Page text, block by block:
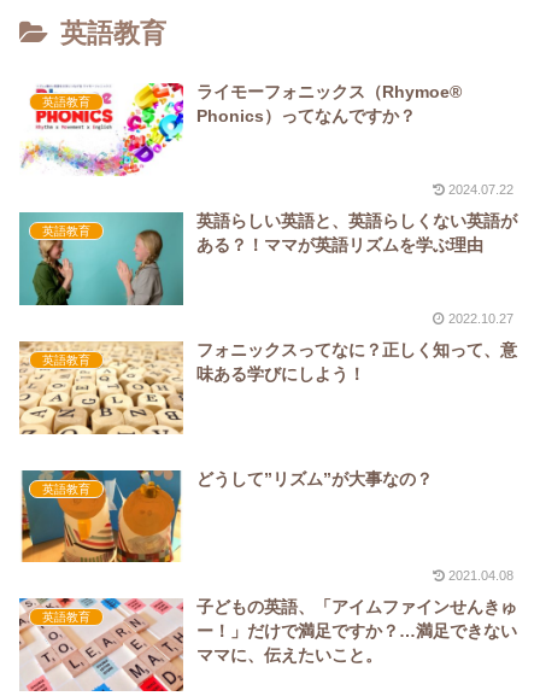
英語教育
英語教育
ライモーフォニックス（Rhymoe®
Phonics）ってなんですか？
2024.07.22
英語教育
英語らしい英語と、英語らしくない英語が
ある？！ママが英語リズムを学ぶ理由
2022.10.27
英語教育
フォニックスってなに？正しく知って、意
味ある学びにしよう！
英語教育
どうして”リズム”が大事なの？
2021.04.08
英語教育
子どもの英語、「アイムファインせんきゅ
ー！」だけで満足ですか？…満足できない
ママに、伝えたいこと。